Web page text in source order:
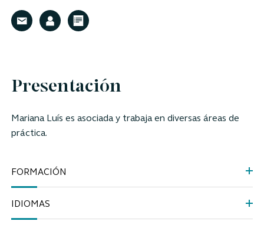
Presentación
Mariana Luís es asociada y trabaja en diversas áreas de
práctica.
FORMACIÓN
IDIOMAS